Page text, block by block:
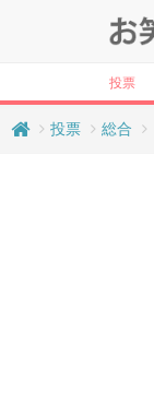
投票
投票 総合